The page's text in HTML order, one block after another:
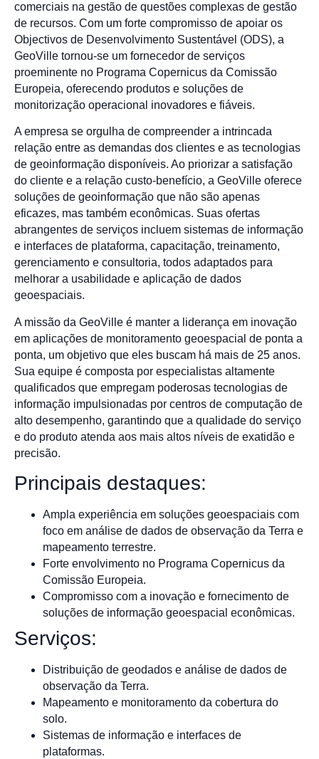
comerciais na gestão de questões complexas de gestão
de recursos. Com um forte compromisso de apoiar os
Objectivos de Desenvolvimento Sustentável (ODS), a
GeoVille tornou-se um fornecedor de serviços
proeminente no Programa Copernicus da Comissão
Europeia, oferecendo produtos e soluções de
monitorização operacional inovadores e fiáveis.
A empresa se orgulha de compreender a intrincada
relação entre as demandas dos clientes e as tecnologias
de geoinformação disponíveis. Ao priorizar a satisfação
do cliente e a relação custo-benefício, a GeoVille oferece
soluções de geoinformação que não são apenas
eficazes, mas também econômicas. Suas ofertas
abrangentes de serviços incluem sistemas de informação
e interfaces de plataforma, capacitação, treinamento,
gerenciamento e consultoria, todos adaptados para
melhorar a usabilidade e aplicação de dados
geoespaciais.
A missão da GeoVille é manter a liderança em inovação
em aplicações de monitoramento geoespacial de ponta a
ponta, um objetivo que eles buscam há mais de 25 anos.
Sua equipe é composta por especialistas altamente
qualificados que empregam poderosas tecnologias de
informação impulsionadas por centros de computação de
alto desempenho, garantindo que a qualidade do serviço
e do produto atenda aos mais altos níveis de exatidão e
precisão.
Principais destaques:
Ampla experiência em soluções geoespaciais com
foco em análise de dados de observação da Terra e
mapeamento terrestre.
Forte envolvimento no Programa Copernicus da
Comissão Europeia.
Compromisso com a inovação e fornecimento de
soluções de informação geoespacial econômicas.
Serviços:
Distribuição de geodados e análise de dados de
observação da Terra.
Mapeamento e monitoramento da cobertura do
solo.
Sistemas de informação e interfaces de
plataformas.